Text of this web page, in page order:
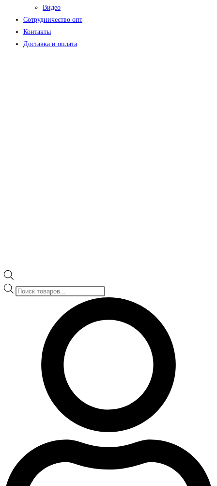
Видео
Сотрудничество опт
Контакты
Доставка и оплата
Поиск